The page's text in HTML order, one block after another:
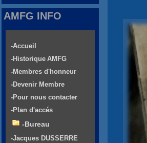
AMFG INFO
-Accueil
-Historique AMFG
-Membres d'honneur
-Devenir Membre
-Pour nous contacter
-Plan d'accés
-Bureau
-Jacques DUSSERRE